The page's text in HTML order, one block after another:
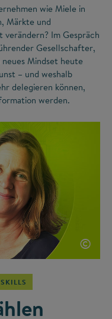
wie Miele in
Märkte und
verändern? Im Gespräch
Gesellschafter,
Mindset heute
– und weshalb
delegieren können,
werden.
©